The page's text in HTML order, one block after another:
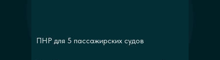
ПНР для 5 пассажирских судов